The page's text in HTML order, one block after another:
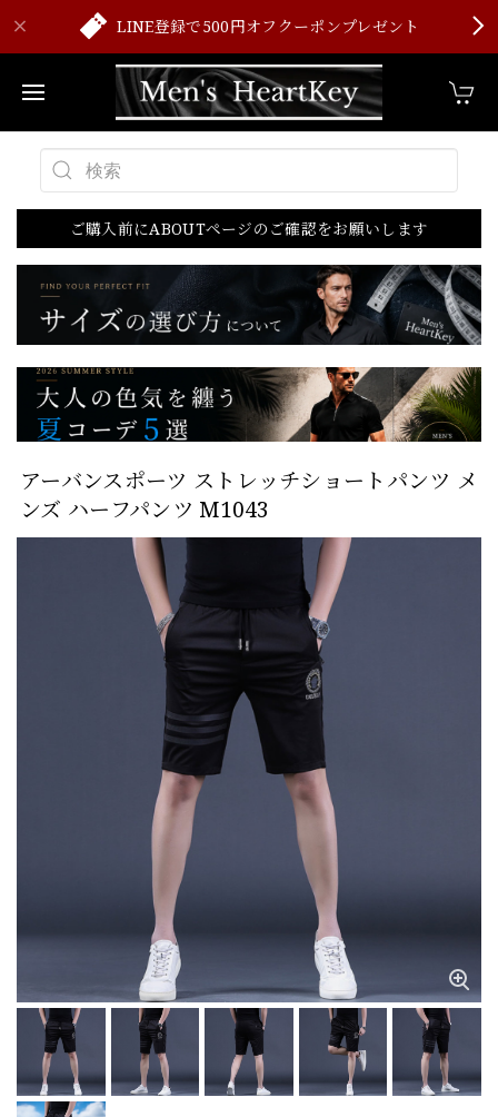
LINE登録で500円オフクーポンプレゼント
ご購入前にABOUTページのご確認をお願いします
アーバンスポーツ ストレッチショートパンツ メ
ンズ ハーフパンツ M1043